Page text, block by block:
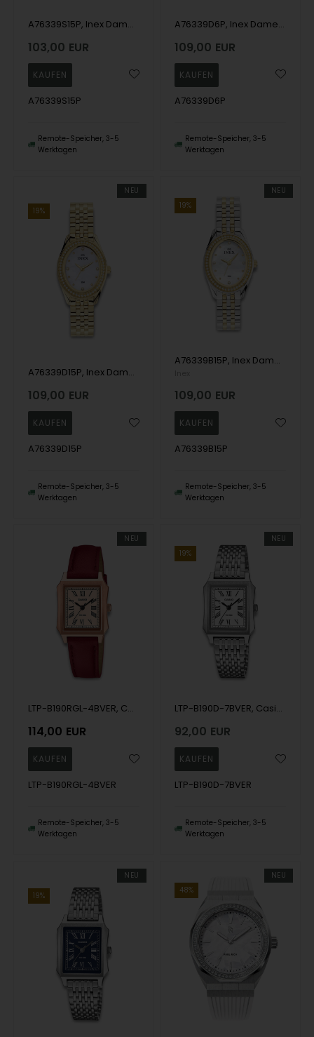
A76339S15P, Inex Dame, 25x36mm Quartz Dame m/lænke
103,00 EUR
A76339S15P
Remote-Speicher, 3-5
Werktagen
A76339D6P, Inex Dame, 25x36mm Quartz Dame m/lænke
109,00 EUR
A76339D6P
Remote-Speicher, 3-5
Werktagen
NEU
19%
A76339D15P, Inex Dame, 25x36mm Quartz Dame m/lænke
109,00 EUR
A76339D15P
Remote-Speicher, 3-5
Werktagen
NEU
19%
A76339B15P, Inex Dame, 25x36mm Quartz Dame m/lænke
109,00 EUR
A76339B15P
Remote-Speicher, 3-5
Werktagen
NEU
LTP-B190RGL-4BVER, Casio Timeless LTP-B190RGL-4BVER Quartz Dame m/rem
114,00 EUR
LTP-B190RGL-4BVER
Remote-Speicher, 3-5
Werktagen
NEU
19%
LTP-B190D-7BVER, Casio Timeless LTP-B190D-7BVER Quartz Dame m/lænke
92,00 EUR
LTP-B190D-7BVER
Remote-Speicher, 3-5
Werktagen
NEU
19%
NEU
48%